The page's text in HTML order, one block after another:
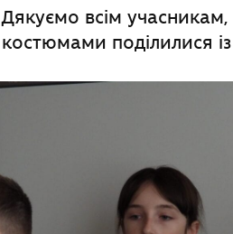
Дякуємо всім учасникам,
костюмами поділилися